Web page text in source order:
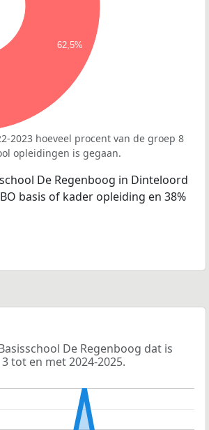
62,5%
2023 hoeveel procent van de groep 8
opleidingen is gegaan.
De Regenboog in Dinteloord
basis of kader opleiding en 38%
De Regenboog dat is
tot en met 2024-2025.